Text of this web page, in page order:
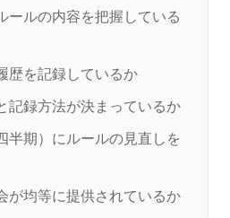
ールの内容を把握している
歴を記録しているか
記録方法が決まっているか
半期）にルールの見直しを
が均等に提供されているか